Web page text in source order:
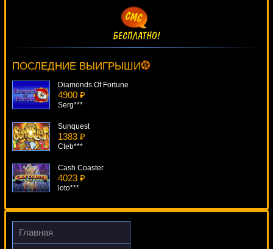
ПОСЛЕДНИЕ ВЫИГРЫШИ
superman***
Diamonds Of Fortune
4900 ₽
Serg***
Sunquest
1383 ₽
Cteb***
Cash Coaster
4023 ₽
loto***
Sin City Nights
4215 ₽
Главная